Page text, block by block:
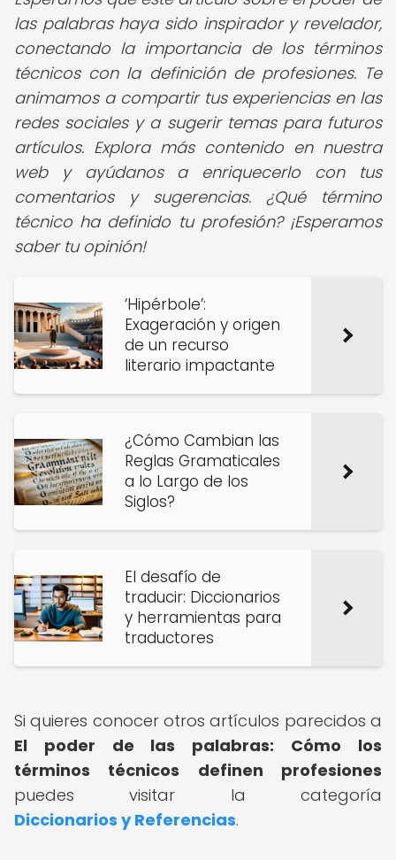
las palabras haya sido inspirador y revelador,
conectando la importancia de los términos
técnicos con la definición de profesiones. Te
animamos a compartir tus experiencias en las
redes sociales y a sugerir temas para futuros
artículos. Explora más contenido en nuestra
web y ayúdanos a enriquecerlo con tus
comentarios y sugerencias. ¿Qué término
técnico ha definido tu profesión? ¡Esperamos
saber tu opinión!
‘Hipérbole’:
Exageración y origen
de un recurso
literario impactante
¿Cómo Cambian las
Reglas Gramaticales
a lo Largo de los
Siglos?
El desafío de
traducir: Diccionarios
y herramientas para
traductores
Si quieres conocer otros artículos parecidos a
El poder de las palabras: Cómo los
términos técnicos definen profesiones
puedes visitar la categoría
Diccionarios y Referencias.